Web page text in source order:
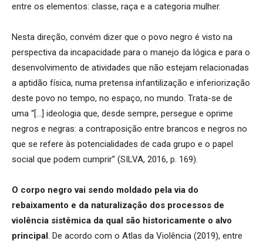
entre os elementos: classe, raça e a categoria mulher.
Nesta direção, convém dizer que o povo negro é visto na
perspectiva da incapacidade para o manejo da lógica e para o
desenvolvimento de atividades que não estejam relacionadas
a aptidão física, numa pretensa infantilização e inferiorização
deste povo no tempo, no espaço, no mundo. Trata-se de
uma “[…] ideologia que, desde sempre, persegue e oprime
negros e negras: a contraposição entre brancos e negros no
que se refere às potencialidades de cada grupo e o papel
social que podem cumprir” (SILVA, 2016, p. 169).
O corpo negro vai sendo moldado pela via do
rebaixamento e da naturalização dos processos de
violência sistêmica da qual são historicamente o alvo
principal. De acordo com o Atlas da Violência (2019), entre